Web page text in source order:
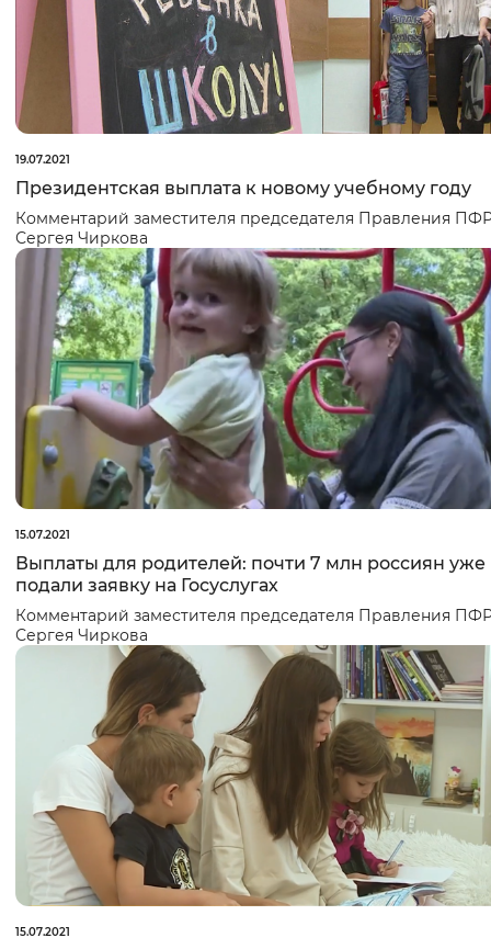
19.07.2021
Президентская выплата к новому учебному году
Комментарий заместителя председателя Правления
Сергея Чиркова
15.07.2021
Выплаты для родителей: почти 7 млн россиян уже
подали заявку на Госуслугах
Комментарий заместителя председателя Правления
Сергея Чиркова
15.07.2021